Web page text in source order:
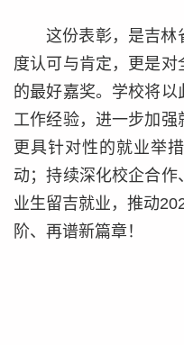
这份表彰，是吉林
度认可与肯定，更是对
的最好嘉奖。学校将
工作经验，进一步加
更具针对性的就业举
动；持续深化校企合
业生留吉就业，推动
阶、再谱新篇章！